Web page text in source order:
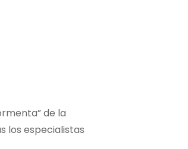
de la
los especialistas